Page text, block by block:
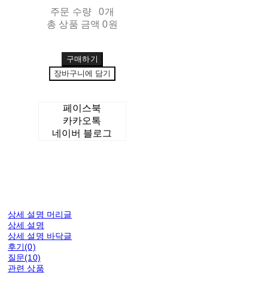
주문 수량
0개
총 상품 금액 0원
구매하기
장바구니에 담기
페이스북
카카오톡
네이버 블로그
상세 설명 머리글
상세 설명
상세 설명 바닥글
후기(0)
질문(10)
관련 상품